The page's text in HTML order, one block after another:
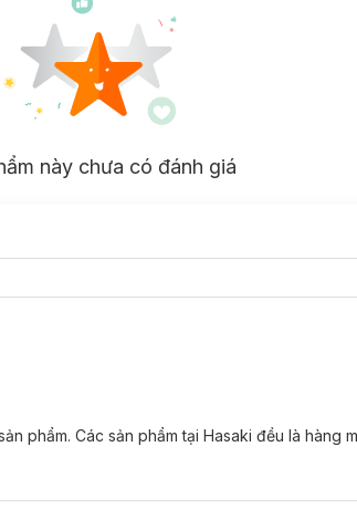
này chưa có đánh giá
phẩm. Các sản phẩm tại Hasaki đều là hàng